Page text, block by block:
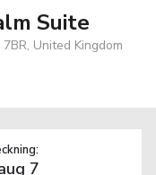
Suite
United Kingdom